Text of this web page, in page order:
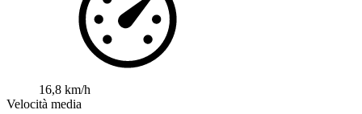
16,8 km/h
Velocità media